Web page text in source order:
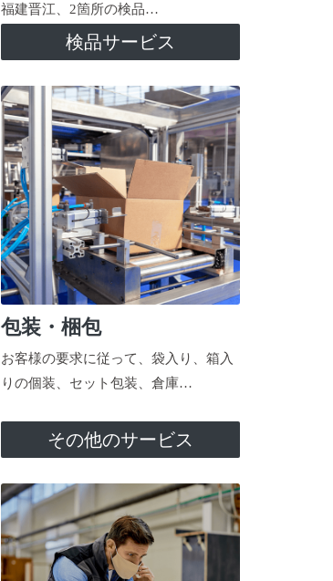
福建晋江、2箇所の検品…
検品サービス
包装・梱包
お客様の要求に従って、袋入り、箱入
りの個装、セット包装、倉庫…
その他のサービス